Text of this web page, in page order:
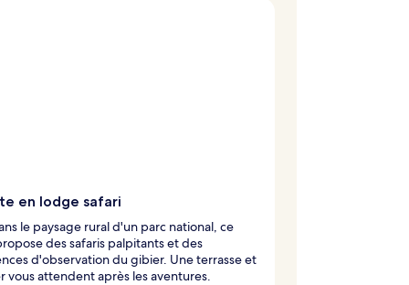
en lodge safari
le paysage rural d'un parc national, ce
des safaris palpitants et des
d'observation du gibier. Une terrasse et
vous attendent après les aventures.